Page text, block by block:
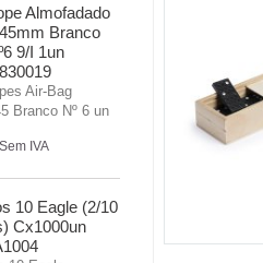
Almofadado
Branco
9/I 1un
Air-Bag
Branco Nº 6 un
Sem IVA
10 Eagle (2/10
Cx1000un